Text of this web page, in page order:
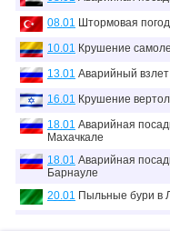
16 1 0
17
18 1 0
19 2 2
20 1 0
21 1 0
22 2 0
08.01 Штормовая
10.01 Крушение
13.01 Аварийный взлет
16.01 Крушение
18.01 Аварийная
Махачкале
18.01 Аварийная
Барнауле
20.01 Пыльные бури в